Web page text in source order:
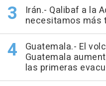
Irán.- Qalibaf a la
necesitamos más
Guatemala.- El
Guatemala
las primeras